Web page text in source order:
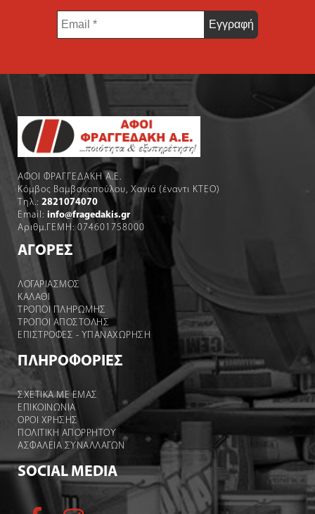
Email
ΑΦΟΙ ΦΡΑΓΓΕΔΑΚΗ Α.Ε.
Κόμβος Βαμβακοπούλου, Χανιά (έναντι ΚΤΕΟ)
Τηλ.: 2821074070
Email: info@fragedakis.gr
Αριθμ.ΓΕΜΗ: 074601758000
ΑΓΟΡΕΣ
ΛΟΓΑΡΙΑΣΜΌΣ
ΚΑΛΆΘΙ
ΤΡΟΠΟΙ ΠΛΗΡΩΜΗΣ
ΤΡΟΠΟΙ ΑΠΟΣΤΟΛΉΣ
ΕΠΙΣΤΡΟΦΕΣ - ΥΠΑΝΑΧΩΡΗΣΗ
ΠΛΗΡΟΦΟΡΙΕΣ
ΣΧΕΤΙΚΑ ΜΕ ΕΜΑΣ
ΕΠΙΚΟΙΝΩΝΙΑ
ΟΡΟΙ ΧΡΉΣΗΣ
ΠΟΛΙΤΙΚΗ ΑΠΟΡΡΗΤΟΥ
ΑΣΦΑΛΕΙΑ ΣΥΝΑΛΛΑΓΩΝ
SOCIAL MEDIA